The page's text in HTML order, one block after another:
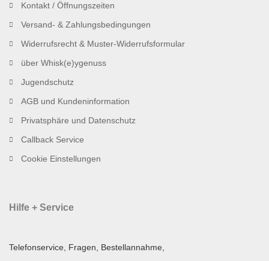
Kontakt / Öffnungszeiten
Versand- & Zahlungsbedingungen
Widerrufsrecht & Muster-Widerrufsformular
über Whisk(e)ygenuss
Jugendschutz
AGB und Kundeninformation
Privatsphäre und Datenschutz
Callback Service
Cookie Einstellungen
Hilfe + Service
Telefonservice, Fragen, Bestellannahme,